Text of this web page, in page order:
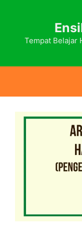
Tempat Belajar